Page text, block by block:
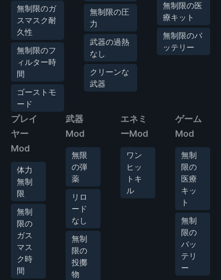
無制限のガ
スマスク耐
久性
無制限のフ
ィルター時
間
ゴーストモ
ード
無制限の圧
力
武器の過熱
なし
クリーンな
武器
無制限の医
療キット
無制限のバ
ッテリー
プレイ
ヤー
Mod
体力
無制
限
無制
限の
ガス
マス
ク時
間
武器
Mod
無限
の弾
薬
リロ
ード
なし
無制
限の
投擲
物
エネミ
ーMod
ワン
ヒッ
トキ
ル
ゲーム
Mod
無制
限の
医療
キッ
ト
無制
限の
バッ
テリ
ー